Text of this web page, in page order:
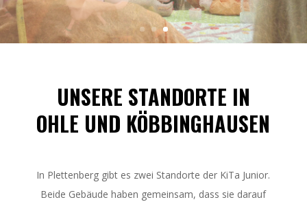
UNSERE STANDORTE IN
OHLE UND KÖBBINGHAUSEN
In Plettenberg gibt es zwei Standorte der KiTa Junior.
Beide Gebäude haben gemeinsam, dass sie darauf